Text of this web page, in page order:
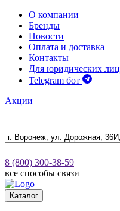
О компании
Бренды
Новости
Оплата и доставка
Контакты
Для юридических лиц
Telegram бот
Акции
8 (800) 300-38-59
все способы связи
Каталог